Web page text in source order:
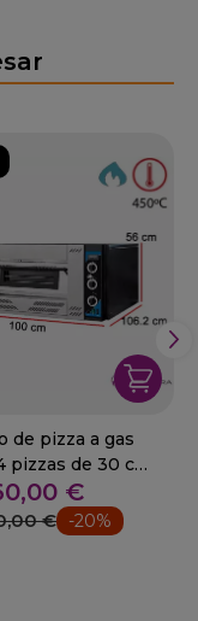
de pizza a gas
pizzas de 30 cm
€
€ -20%